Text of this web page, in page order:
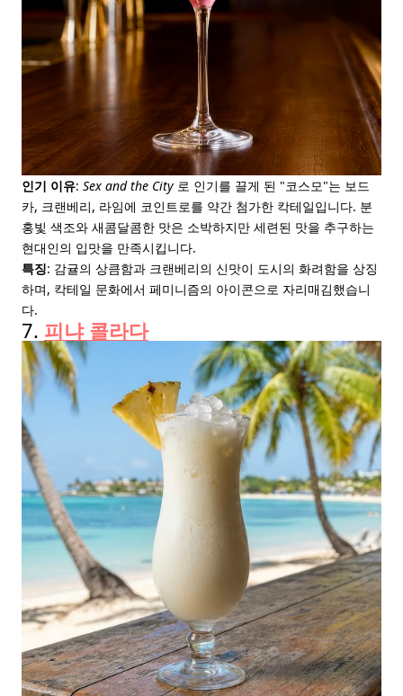
인기 이유: Sex and the City 로 인기를 끌게 된 "코스모"는 보드
카, 크랜베리, 라임에 코인트로를 약간 첨가한 칵테일입니다. 분
홍빛 색조와 새콤달콤한 맛은 소박하지만 세련된 맛을 추구하는
현대인의 입맛을 만족시킵니다.
특징: 감귤의 상큼함과 크랜베리의 신맛이 도시의 화려함을 상징
하며, 칵테일 문화에서 페미니즘의 아이콘으로 자리매김했습니
다.
7. 피냐 콜라다